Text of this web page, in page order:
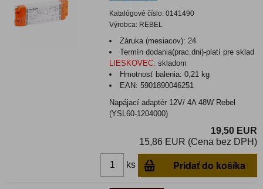
Katalógové číslo: 0141490
Výrobca: REBEL
Záruka (mesiacov): 24
Termín dodania(prac.dni)-platí pre sklad
LIESKOVEC: skladom
Hmotnosť balenia:0,21 kg
EAN:5901890046251
Napájací adaptér 12V/ 4A 48W Rebel
(YSL60-1204000)
19,50 EUR
15,86 EUR (Cena bez DPH)
ks Pridať do košíka